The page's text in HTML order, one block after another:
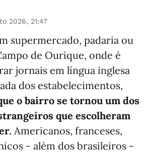
2026, 21:47
supermercado, padaria ou
de Ourique, onde é
jornais em língua inglesa
dos estabelecimentos,
o bairro se tornou um dos
que escolheram
Americanos, franceses,
- além dos brasileiros -